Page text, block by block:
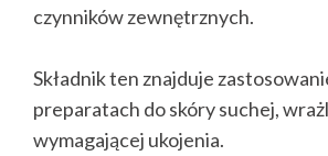
czynników zewnętrznych.
Składnik ten znajduje
preparatach do skóry suchej,
wymagającej ukojenia.